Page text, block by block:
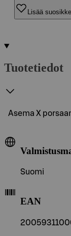
Lisää
Tuotetiedot
Asema X
Suomi
EAN